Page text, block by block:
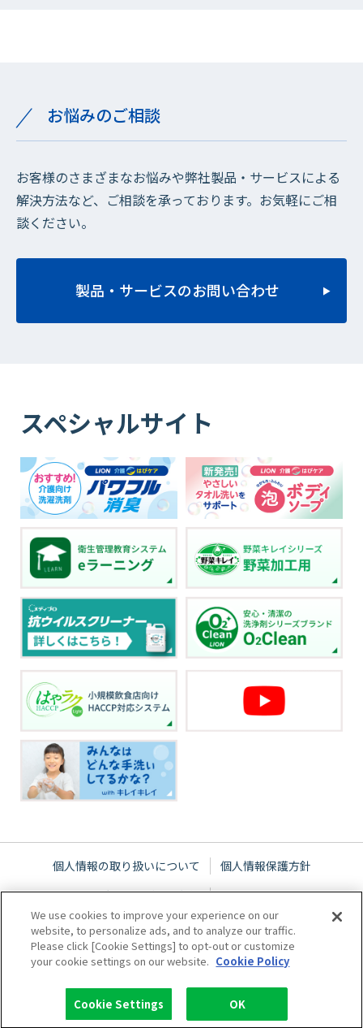
お悩みのご相談
お客様のさまざまなお悩みや弊社製品・サービスによる
解決方法など、ご相談を承っております。お気軽にご相
談ください。
製品・サービスのお問い合わせ
スペシャルサイト
個人情報の取り扱いについて
個人情報保護方針
ウェブサイトご利用条件
サイトマップ
Copyright © 2005-2026 Lion hygiene Corporation. All rights reserved.
We use cookies to improve your experience on our
website, to personalize ads, and to analyze our traffic.
Please click [Cookie Settings] to opt-out or customize
your cookie settings on our website. Cookie Policy
Cookie Settings OK